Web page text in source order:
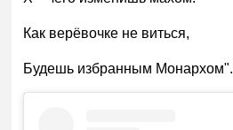
Как верёвочке не виться,
Будешь избранным Монархом".